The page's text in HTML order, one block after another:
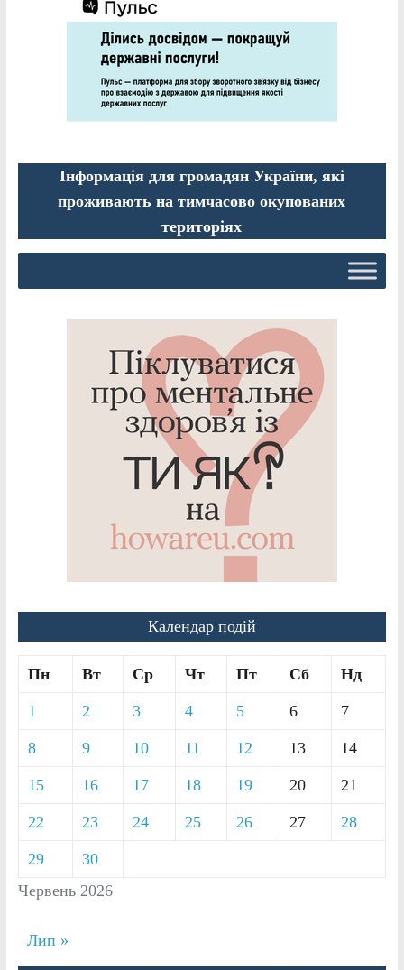
Інформація для громадян України, які
проживають на тимчасово окупованих
територіях
Календар подій
Червень 2026
Пн Вт Ср Чт Пт Сб Нд
1 2 3 4 5 6 7
8 9 10 11 12 13 14
15 16 17 18 19 20 21
22 23 24 25 26 27 28
29 30
Лип »